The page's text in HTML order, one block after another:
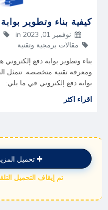
كيفية بناء وتطوير
نوفمبر 01, 2023 in
مقالات برمجية وتقنية
بناء وتطوير بوابة دفع
ومعرفة تقنية متخصصة. تتمثل
بوابة دفع إلكتروني في ما يلي:
اقراء اكثر
تحميل المزيد (1 صفحة
تم إيقاف التحميل